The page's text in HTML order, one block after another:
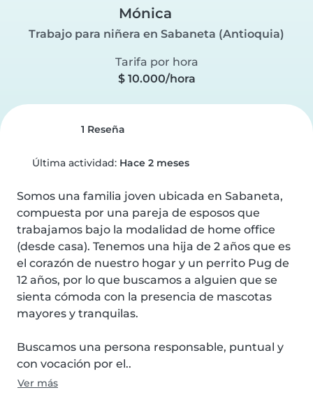
Mónica
Trabajo para niñera en Sabaneta (Antioquia)
Tarifa por hora
$ 10.000/hora
1 Reseña
Última actividad: Hace 2 meses
Somos una familia joven ubicada en Sabaneta,
compuesta por una pareja de esposos que
trabajamos bajo la modalidad de home office
(desde casa). Tenemos una hija de 2 años que es
el corazón de nuestro hogar y un perrito Pug de
12 años, por lo que buscamos a alguien que se
sienta cómoda con la presencia de mascotas
mayores y tranquilas.
Buscamos una persona responsable, puntual y
con vocación por el..
Ver más